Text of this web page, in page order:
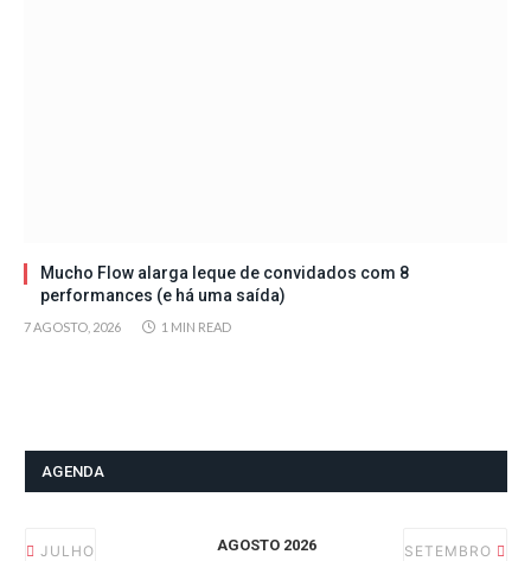
Mucho Flow alarga leque de convidados com 8
performances (e há uma saída)
7 AGOSTO, 2026 1 MIN READ
AGENDA
JULHO AGOSTO 2026 SETEMBRO